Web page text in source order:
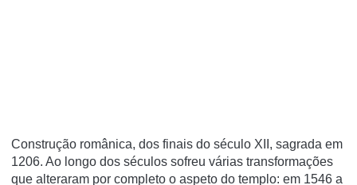
Construção românica, dos finais do século XII, sagrada em
1206. Ao longo dos séculos sofreu várias transformações
que alteraram por completo o aspeto do templo: em 1546 a